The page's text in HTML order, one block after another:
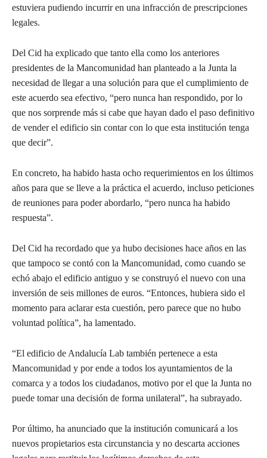
estuviera pudiendo incurrir en una infracción de prescripciones
legales.
Del Cid ha explicado que tanto ella como los anteriores
presidentes de la Mancomunidad han planteado a la Junta la
necesidad de llegar a una solución para que el cumplimiento de
este acuerdo sea efectivo, “pero nunca han respondido, por lo
que nos sorprende más si cabe que hayan dado el paso definitivo
de vender el edificio sin contar con lo que esta institución tenga
que decir”.
En concreto, ha habido hasta ocho requerimientos en los últimos
años para que se lleve a la práctica el acuerdo, incluso peticiones
de reuniones para poder abordarlo, “pero nunca ha habido
respuesta”.
Del Cid ha recordado que ya hubo decisiones hace años en las
que tampoco se contó con la Mancomunidad, como cuando se
echó abajo el edificio antiguo y se construyó el nuevo con una
inversión de seis millones de euros. “Entonces, hubiera sido el
momento para aclarar esta cuestión, pero parece que no hubo
voluntad política”, ha lamentado.
“El edificio de Andalucía Lab también pertenece a esta
Mancomunidad y por ende a todos los ayuntamientos de la
comarca y a todos los ciudadanos, motivo por el que la Junta no
puede tomar una decisión de forma unilateral”, ha subrayado.
Por último, ha anunciado que la institución comunicará a los
nuevos propietarios esta circunstancia y no descarta acciones